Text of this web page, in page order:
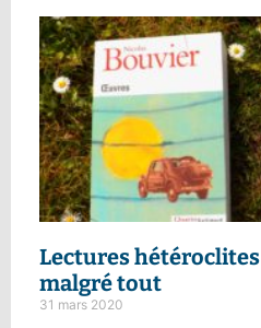
Lectures hétéroclites
malgré tout
31 mars 2020